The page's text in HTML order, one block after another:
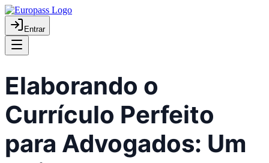
Entrar
Elaborando o
Currículo Perfeito
para Advogados: Um